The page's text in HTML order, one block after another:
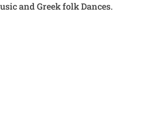
and Greek folk Dances.